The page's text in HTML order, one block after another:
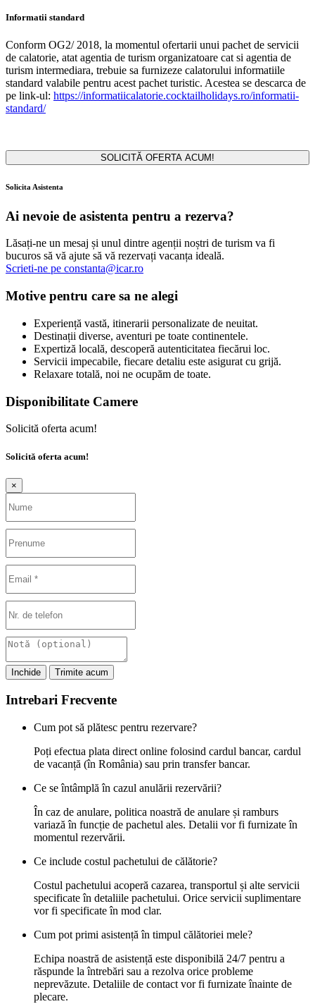
Informatii standard
Conform OG2/ 2018, la momentul ofertarii unui pachet de servicii
de calatorie, atat agentia de turism organizatoare cat si agentia de
turism intermediara, trebuie sa furnizeze calatorului informatiile
standard valabile pentru acest pachet turistic. Acestea se descarca de
pe link-ul: https://informatiicalatorie.cocktailholidays.ro/informatii-
standard/
SOLICITĂ OFERTA ACUM!
Solicita Asistenta
Ai nevoie de asistenta pentru a rezerva?
Lăsați-ne un mesaj și unul dintre agenții noștri de turism va fi
bucuros să vă ajute să vă rezervați vacanța ideală.
Scrieti-ne pe constanta@icar.ro
Motive pentru care sa ne alegi
Experiență vastă, itinerarii personalizate de neuitat.
Destinații diverse, aventuri pe toate continentele.
Expertiză locală, descoperă autenticitatea fiecărui loc.
Servicii impecabile, fiecare detaliu este asigurat cu grijă.
Relaxare totală, noi ne ocupăm de toate.
Disponibilitate Camere
Solicită oferta acum!
Solicită oferta acum!
×
Inchide Trimite acum
Intrebari Frecvente
Cum pot să plătesc pentru rezervare?
Poți efectua plata direct online folosind cardul bancar, cardul
de vacanță (în România) sau prin transfer bancar.
Ce se întâmplă în cazul anulării rezervării?
În caz de anulare, politica noastră de anulare și ramburs
variază în funcție de pachetul ales. Detalii vor fi furnizate în
momentul rezervării.
Ce include costul pachetului de călătorie?
Costul pachetului acoperă cazarea, transportul și alte servicii
specificate în detaliile pachetului. Orice servicii suplimentare
vor fi specificate în mod clar.
Cum pot primi asistență în timpul călătoriei mele?
Echipa noastră de asistență este disponibilă 24/7 pentru a
răspunde la întrebări sau a rezolva orice probleme
neprevăzute. Detaliile de contact vor fi furnizate înainte de
plecare.